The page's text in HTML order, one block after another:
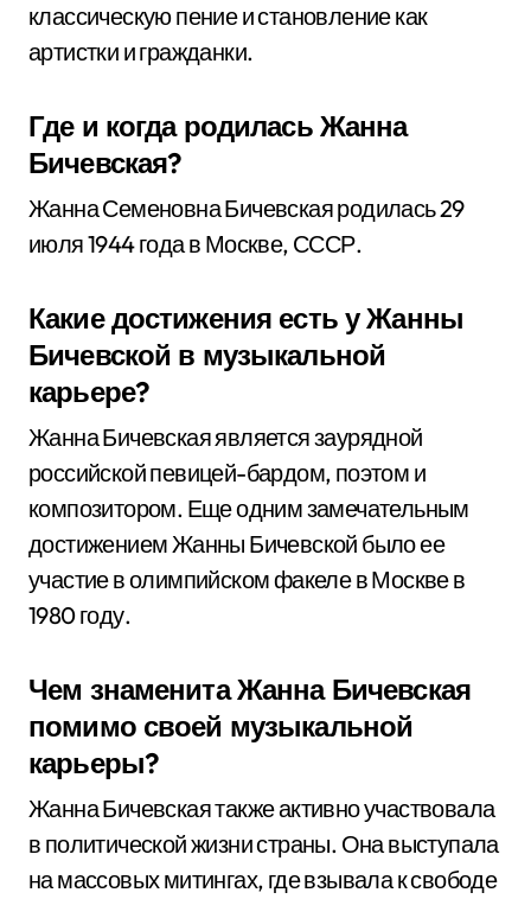
классическую пение и становление как
артистки и гражданки.
Где и когда родилась Жанна
Бичевская?
Жанна Семеновна Бичевская родилась 29
июля 1944 года в Москве, СССР.
Какие достижения есть у Жанны
Бичевской в музыкальной
карьере?
Жанна Бичевская является заурядной
российской певицей-бардом, поэтом и
композитором. Еще одним замечательным
достижением Жанны Бичевской было ее
участие в олимпийском факеле в Москве в
1980 году.
Чем знаменита Жанна Бичевская
помимо своей музыкальной
карьеры?
Жанна Бичевская также активно участвовала
в политической жизни страны. Она выступала
на массовых митингах, где взывала к свободе